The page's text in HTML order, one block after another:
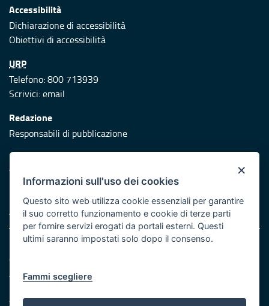
Accessibilità
Dichiarazione di accessibilità
Obiettivi di accessibilità
URP
Telefono: 800 713939
Scrivici:email
Redazione
Responsabili di pubblicazione
Protezione civile
Vai al sito di Protezione Civile Puglia
Iniziativa finanziata con risorse del POR Puglia 2014/2020 -
Asse XI
Note legali
Cookie e privacy
Atti di notifica
Servizi Intranet
×
Informazioni sull'uso dei cookies
Questo sito web utilizza cookie essenziali per garantire
il suo corretto funzionamento e cookie di terze parti
per fornire servizi erogati da portali esterni. Questi
ultimi saranno impostati solo dopo il consenso.
Fammi scegliere